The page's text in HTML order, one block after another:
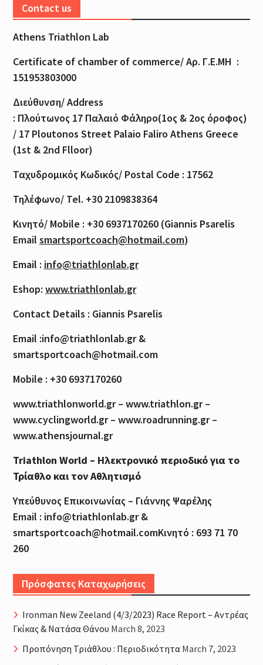
Contact us
Athens Triathlon Lab
Certificate of chamberof commerce/Αρ. Γ.Ε.ΜΗ :
151953803000
Διεύθυνση/ Address
: Πλούτωνος 17 Παλαιό Φάληρο(1ος & 2ος όροφος)
/ 17 Ploutonos Street Palaio Faliro Athens Greece
(1st & 2nd Flloor)
Ταχυδρομικός Κωδικός/ Postal Code : 17562
Τηλέφωνο/ Tel. +30 2109838364
Κινητό/ Mobile : +30 6937170260 (Giannis Psarelis
Email smartsportcoach@hotmail.com)
Email : info@triathlonlab.gr
Eshop: www.triathlonlab.gr
Contact Details : Giannis Psarelis
Email :info@triathlonlab.gr &
smartsportcoach@hotmail.com
Mobile : +30 6937170260
www.triathlonworld.gr – www.triathlon.gr –
www.cyclingworld.gr – www.roadrunning.gr –
www.athensjournal.gr
Triathlon World – Ηλεκτρονικό περιοδικό για το
Τρίαθλο και τον Αθλητισμό
Υπεύθυνος Επικοινωνίας – Γιάννης Ψαρέλης
Email : info@triathlonlab.gr &
smartsportcoach@hotmail.comΚινητό : 693 71 70
260
Πρόσφατες Καταχωρήσεις
Ironman New Zeeland (4/3/2023) Race Report – Αντρέας
Γκίκας & Νατάσα Θάνου March 8, 2023
Προπόνηση Τριάθλου : Περιοδικότητα March 7, 2023